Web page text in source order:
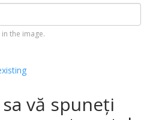
the image.
vă spuneți